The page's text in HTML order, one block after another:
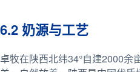
6.2 奶源与工艺
卓牧在陕西北纬34°自建2000余